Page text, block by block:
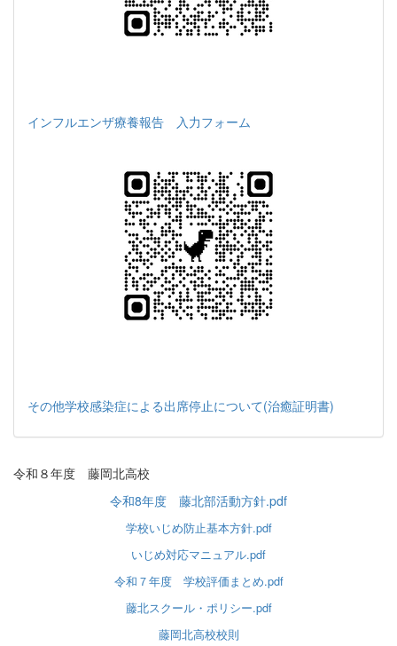
インフルエンザ療養報告 入力フォーム
その他学校感染症による出席停止について(治癒証明書)
令和８年度 藤岡北高校
令和8年度 藤北部活動方針.pdf
学校いじめ防止基本方針.pdf
いじめ対応マニュアル.pdf
令和７年度 学校評価まとめ.pdf
藤北スクール・ポリシー.pdf
藤岡北高校校則